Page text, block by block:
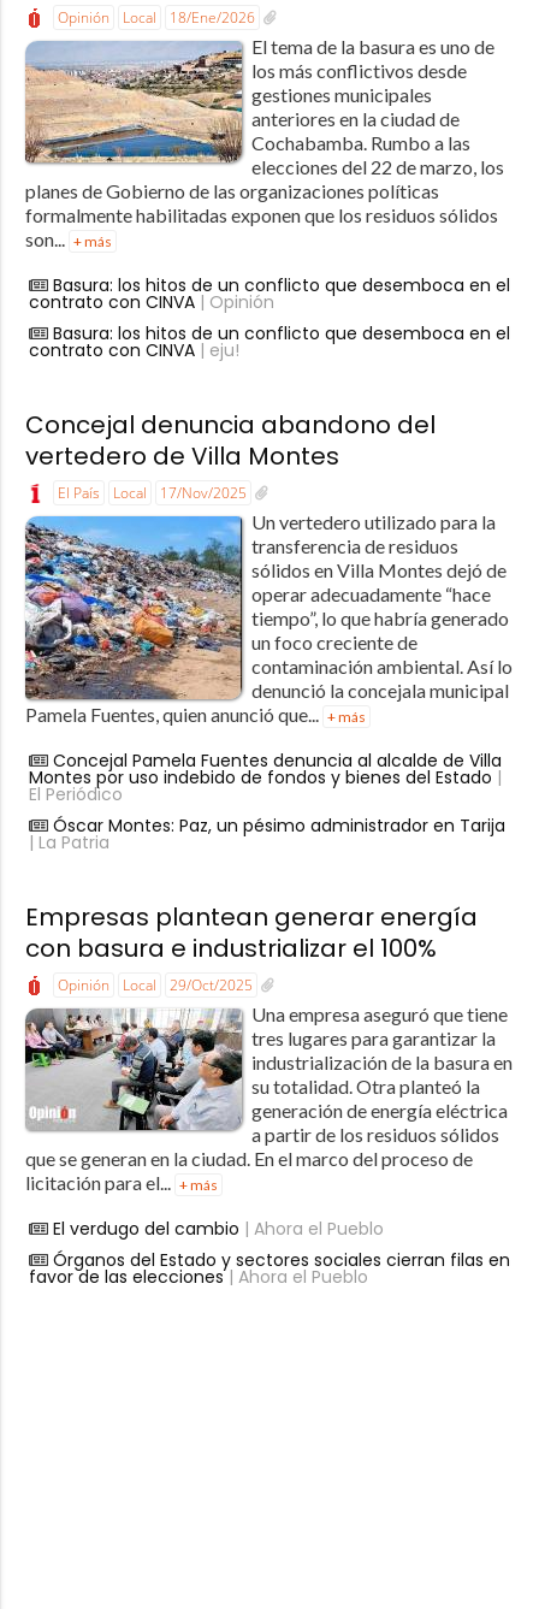
Opinión Local 18/Ene/2026
El tema de la basura es uno de
los más conflictivos desde
gestiones municipales
anteriores en la ciudad de
Cochabamba. Rumbo a las
elecciones del 22 de marzo, los
planes de Gobierno de las organizaciones políticas
formalmente habilitadas exponen que los residuos sólidos
son... + más
Basura: los hitos de un conflicto que desemboca en el
contrato con CINVA| Opinión
Basura: los hitos de un conflicto que desemboca en el
contrato con CINVA| eju!
Concejal denuncia abandono del
vertedero de Villa Montes
El País Local 17/Nov/2025
Un vertedero utilizado para la
transferencia de residuos
sólidos en Villa Montes dejó de
operar adecuadamente “hace
tiempo”, lo que habría generado
un foco creciente de
contaminación ambiental. Así lo
denunció la concejala municipal
Pamela Fuentes, quien anunció que... + más
Concejal Pamela Fuentes denuncia al alcalde de Villa
Montes por uso indebido de fondos y bienes del Estado |
El Periódico
Óscar Montes: Paz, un pésimo administrador en Tarija
| La Patria
Empresas plantean generar energía
con basura e industrializar el 100%
Opinión Local 29/Oct/2025
Una empresa aseguró que tiene
tres lugares para garantizar la
industrialización de la basura en
su totalidad. Otra planteó la
generación de energía eléctrica
a partir de los residuos sólidos
que se generan en la ciudad. En el marco del proceso de
licitación para el... + más
El verdugo del cambio | Ahora el Pueblo
Órganos del Estado y sectores sociales cierran filas en
favor de las elecciones| Ahora el Pueblo